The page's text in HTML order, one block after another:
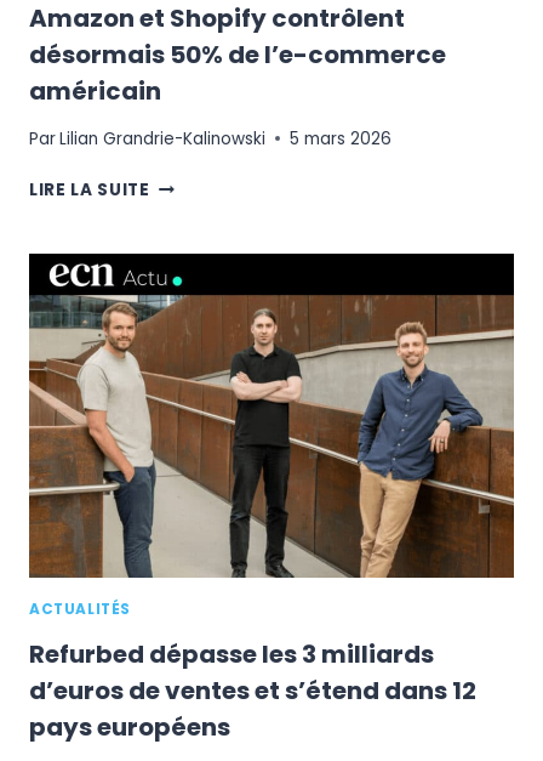
Amazon et Shopify contrôlent
désormais 50% de l’e-commerce
américain
ParLilian Grandrie-Kalinowski 5 mars 2026
LIRE LA SUITE AMAZON
CONTRÔLENT
DÉSORMAIS
50%
L’E-
COMMERCE
AMÉRICAIN
ACTUALITÉS
Refurbed dépasse les 3 milliards
d’euros de ventes et s’étend dans 12
pays européens